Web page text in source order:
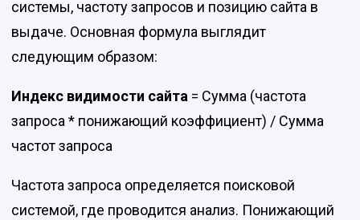
системы, частоту запросов и позицию сайта в
выдаче. Основная формула выглядит
следующим образом:
Индекс видимости сайта = Сумма (частота
запроса * понижающий коэффициент) / Сумма
частот запроса
Частота запроса определяется поисковой
системой, где проводится анализ. Понижающий